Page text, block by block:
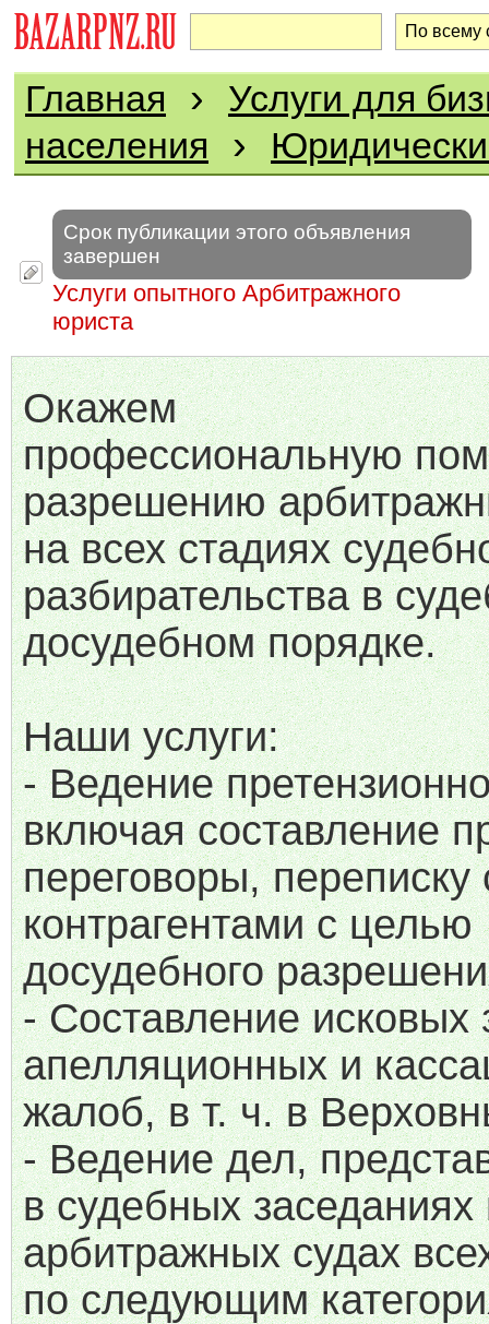
Главная › Услуги для
населения
›
Срок публикации этого объявления
завершен
Услуги опытного Арбитражного
юриста
Окажем
профессиональную
разрешению
на всех стадиях
разбирательства в
досудебном порядке.
Наши услуги:
- Ведение
включая составление
переговоры, переписку
контрагентами с целью
досудебного
- Составление исковых
апелляционных и
жалоб, в т. ч. в
- Ведение дел,
в судебных заседаниях
арбитражных судах
по следующим